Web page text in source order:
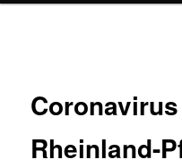
Rheinland-